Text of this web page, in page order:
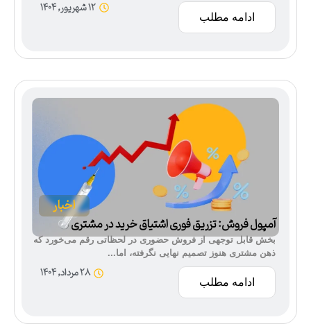
ادامه مطلب
12 شهریور, 1404
اخبار
آمپول فروش: تزریق فوری اشتیاق خرید در مشتری
بخش قابل توجهی از فروش حضوری در لحظاتی رقم می‌خورد که
ذهن مشتری هنوز تصمیم نهایی نگرفته، اما...
ادامه مطلب
28 مرداد, 1404